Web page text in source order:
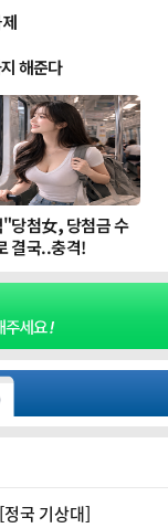
국 기상대]